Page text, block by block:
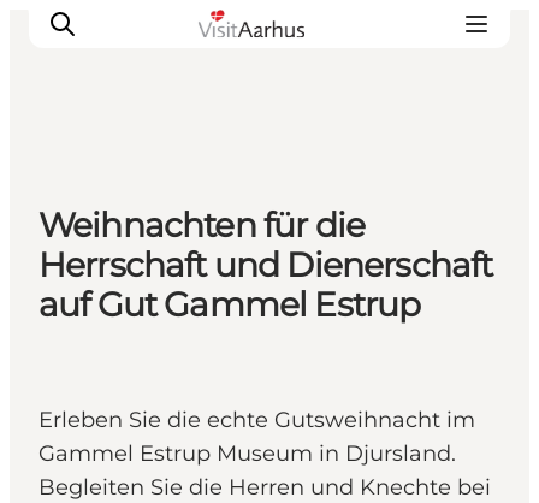
Sehen und erleben
Veranstaltungen
Städte und Regionen
Reiseplanung
Weihnachten für die
Herrschaft und Dienerschaft
auf Gut Gammel Estrup
Erleben Sie die echte Gutsweihnacht im
Gammel Estrup Museum in Djursland.
Begleiten Sie die Herren und Knechte bei